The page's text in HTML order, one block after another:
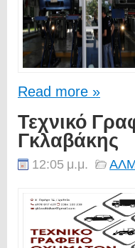
Read more »
Τεχνικό
Γκλαβάκης
12:05 μ.μ.